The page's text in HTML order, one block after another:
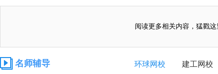
阅读更多相关内容，猛戳这
名师辅导 环球网校 建工网校